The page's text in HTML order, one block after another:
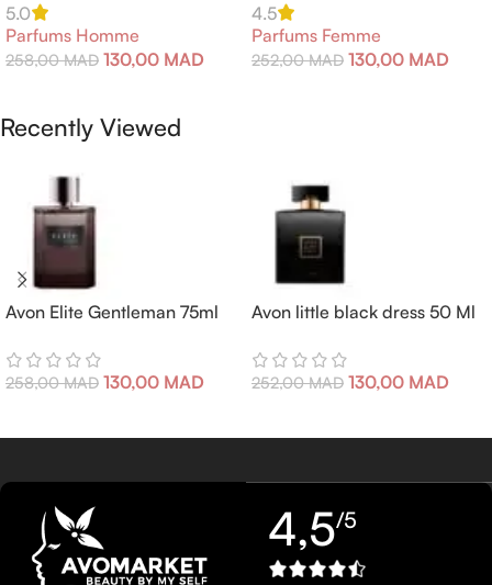
5.0
Parfums Homme
258,00MAD 130,00 MAD
4.5
Parfums Femme
252,00MAD 130,00 MAD
Recently Viewed
Avon Elite Gentleman 75ml
258,00MAD 130,00 MAD
Avon little black dress 50 Ml
252,00MAD 130,00 MAD
4,5/5